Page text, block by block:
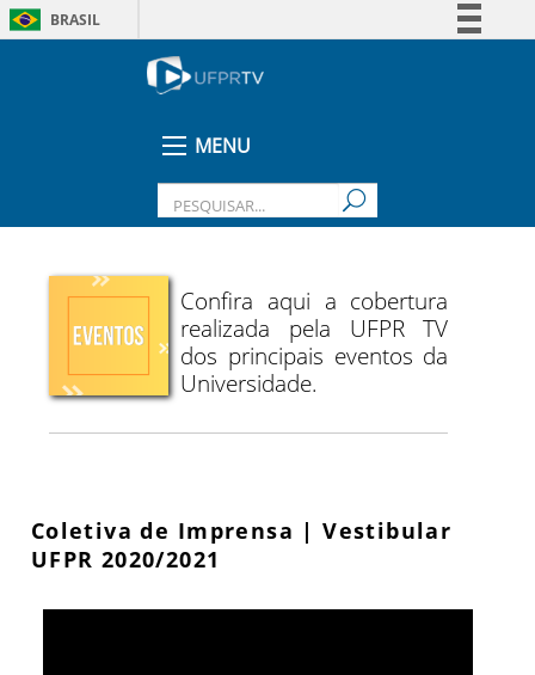
BRASIL
Legislação
MENU
Confira aqui a cobertura
realizada pela UFPR TV
dos principais eventos da
Universidade.
Coletiva de Imprensa | Vestibular
UFPR 2020/2021